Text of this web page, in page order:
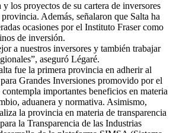
los proyectos de su cartera de inversores
Además, señalaron que Salta ha
ocasiones por el Instituto Fraser como
de inversión.
a nuestros inversores y también trabajar
aseguró Légaré.
fue la primera provincia en adherir al
Grandes Inversiones promovido por el
importantes beneficios en materia
aduanera y normativa. Asimismo,
la provincia en materia de transparencia
la Transparencia de las Industrias